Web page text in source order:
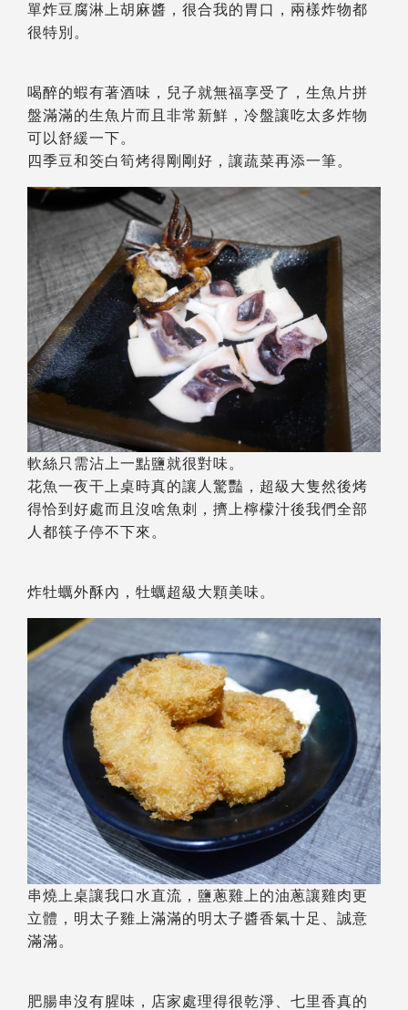
單炸豆腐淋上胡麻醬，很合我的胃口，兩樣炸物都
很特別。
喝醉的蝦有著酒味，兒子就無福享受了，生魚片拼
盤滿滿的生魚片而且非常新鮮，冷盤讓吃太多炸物
可以舒緩一下。
四季豆和筊白筍烤得剛剛好，讓蔬菜再添一筆。
軟絲只需沾上一點鹽就很對味。
花魚一夜干上桌時真的讓人驚豔，超級大隻然後烤
得恰到好處而且沒啥魚刺，擠上檸檬汁後我們全部
人都筷子停不下來。
炸牡蠣外酥內，牡蠣超級大顆美味。
串燒上桌讓我口水直流，鹽蔥雞上的油蔥讓雞肉更
立體，明太子雞上滿滿的明太子醬香氣十足、誠意
滿滿。
肥腸串沒有腥味，店家處理得很乾淨、七里香真的